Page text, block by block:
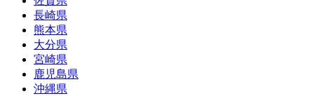
長崎県
熊本県
大分県
宮崎県
鹿児島県
沖縄県